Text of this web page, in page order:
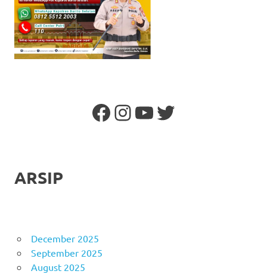
Facebook
Instagram
YouTube
Twitter
ARSIP
December 2025
September 2025
August 2025